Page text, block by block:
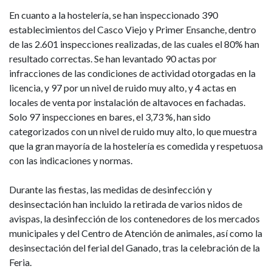
En cuanto a la hostelería, se han inspeccionado 390
establecimientos del Casco Viejo y Primer Ensanche, dentro
de las 2.601 inspecciones realizadas, de las cuales el 80% han
resultado correctas. Se han levantado 90 actas por
infracciones de las condiciones de actividad otorgadas en la
licencia, y 97 por un nivel de ruido muy alto, y 4 actas en
locales de venta por instalación de altavoces en fachadas.
Solo 97 inspecciones en bares, el 3,73 %, han sido
categorizados con un nivel de ruido muy alto, lo que muestra
que la gran mayoría de la hostelería es comedida y respetuosa
con las indicaciones y normas.
Durante las fiestas, las medidas de desinfección y
desinsectación han incluido la retirada de varios nidos de
avispas, la desinfección de los contenedores de los mercados
municipales y del Centro de Atención de animales, así como la
desinsectación del ferial del Ganado, tras la celebración de la
Feria.